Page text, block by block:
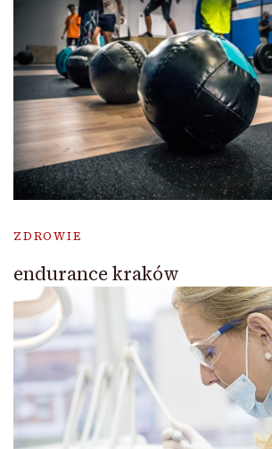
ZDROWIE
endurance kraków